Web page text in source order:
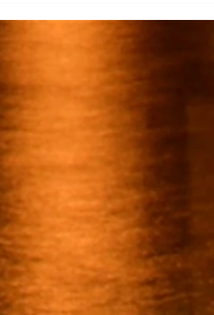
Desarrollo del TECNM Virtual